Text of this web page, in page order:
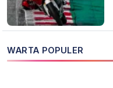
WARTA POPULER